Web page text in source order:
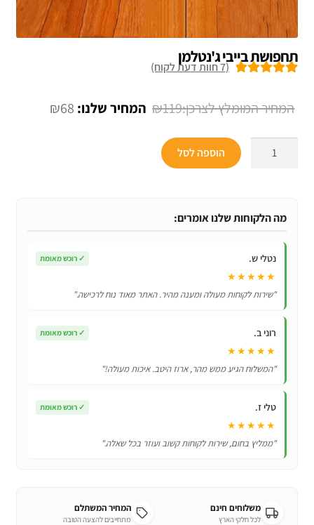
תחפושת בייבי ג'נטלמן
לקוחות
(
7חוות דעת לקוח)
₪119
המחיר
₪68 המחיר
ג'נטלמן
הוספה לסל
מה הלקוחות שלנו אומרים:
נטלי ש. ✓ רוכש מאומת
★★★★★
"שירות לקוחות מעולה ומענה מהיר. האתר מאוד נוח לרכישה."
רוני ב. ✓ רוכש מאומת
★★★★★
"המשלוח הגיע ממש מהר, ארוז היטב. איכות מעולה!"
טלי ז. ✓ רוכש מאומת
★★★★★
"ממליץ בחום, שירות לקוחות קשוב ועוזר בכל שאלה."
משלוחים חינם
לכל חלקי הארץ
המחיר המשתלם
מתחייבים להצעה הטובה